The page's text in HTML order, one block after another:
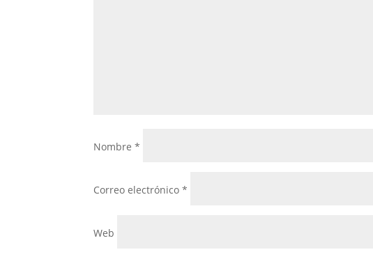
Nombre*
Correo electrónico*
Web